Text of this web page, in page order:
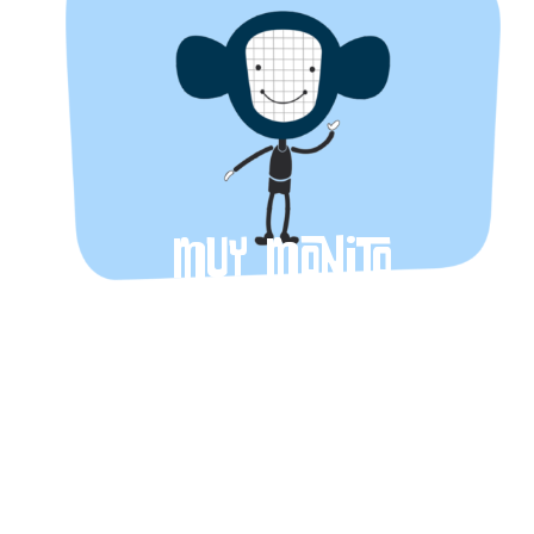
Muy monito